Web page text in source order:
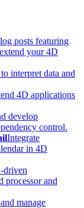
posts featuring
your 4D
interpret data and
4D applications
develop
control.
Integrate
in 4D
driven
processor and
manage